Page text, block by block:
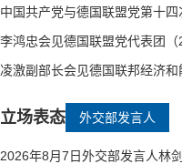
中国共产党与德国联盟党第十
李鸿忠会见德国联盟党代表团（
凌激副部长会见德国联邦经济
立场表态 外交部发言人
2026年8月7日外交部发言人林